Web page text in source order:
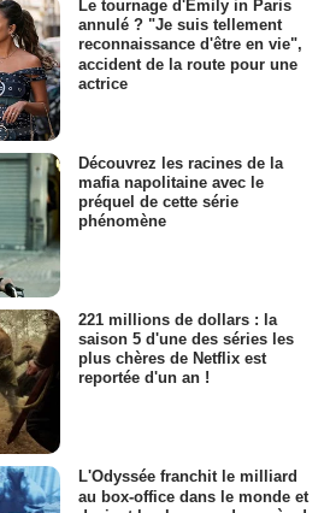
Le tournage d'Emily in Paris
annulé ? "Je suis tellement
reconnaissance d'être en vie",
accident de la route pour une
actrice
Découvrez les racines de la
mafia napolitaine avec le
préquel de cette série
phénomène
221 millions de dollars : la
saison 5 d'une des séries les
plus chères de Netflix est
reportée d'un an !
L'Odyssée franchit le milliard
au box-office dans le monde et